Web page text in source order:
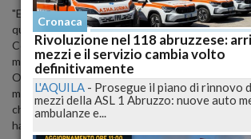
"E' solo una sentenza di primo grado e, come
quella che ha assolto gli imputati nel processo
Corte di Assise di Chieti per il disastro
mega discarica dello stabilimento Montedison di
Occorrera' leggerne le motivazioni, per valutare
mancato riconoscimento del reato di
che della derubricazione del reato di disastro
ha avuto per effetto la dichiarazione di
Cronaca
Rivoluzione nel 118 abruzzese:
mezzi e il servizio cambia volto
definitivamente
L'AQUILA - Prosegue il piano di rinnovo
mezzi della ASL 1 Abruzzo: nuove auto
ambulanze e...